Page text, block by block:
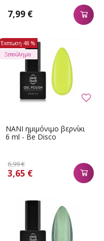
7,99 €
NANI ημιμόνιμο βερνίκι
6 ml - Be Disco
6,99 €
3,65 €
Έκπτωση 48 %
Ξεπούλημα